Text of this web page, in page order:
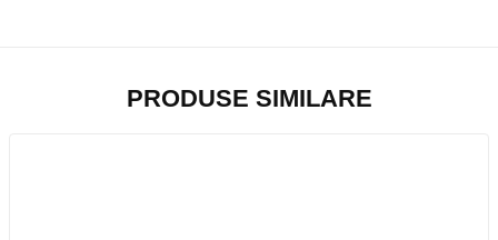
PRODUSE SIMILARE